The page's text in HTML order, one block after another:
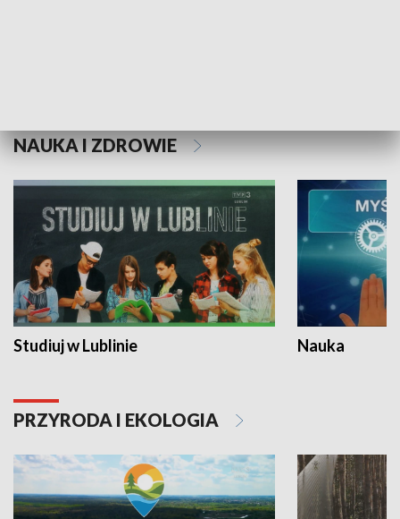
NAUKA I ZDROWIE
Studiuj w Lublinie Nauka
PRZYRODA I EKOLOGIA